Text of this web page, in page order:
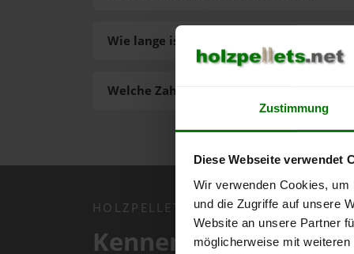
Zustimmung
Diese Webseite verwendet
Wir verwenden Cookies,
und die Zugriffe auf unsere
Website an unsere Partner
möglicherweise mit
Welche Zahlungsarten gibt es?
Wie lange ist die Lieferzeit der Pellets?
HOLZPELLETS.NET APP
Kennen Sie schon